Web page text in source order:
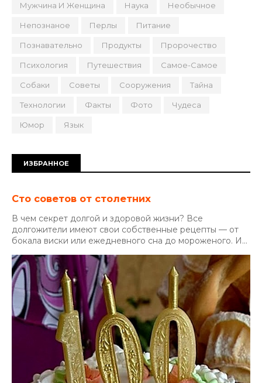
Мужчина И Женщина Наука Необычное
Непознаное Перлы Питание
Познавательно Продукты Пророчество
Психология Путешествия Самое-Самое
Собаки Советы Сооружения Тайна
Технологии Факты Фото Чудеса
Юмор Язык
ИЗБРАННОЕ
Сто советов от столетних
В чем секрет долгой и здоровой жизни? Все
долгожители имеют свои собственные рецепты — от
бокала виски или ежедневного сна до мороженого. И...